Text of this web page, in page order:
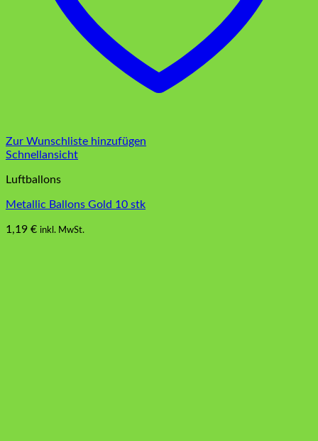
Zur Wunschliste hinzufügen
Schnellansicht
Luftballons
Metallic Ballons Gold 10 stk
1,19 € inkl. MwSt.